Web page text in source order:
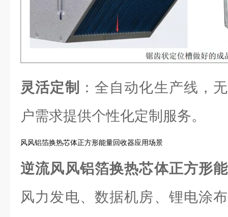
灵活定制
：全自动化生产线，
户需求提供个性化定制服务。
风风铝箔换热芯体正方形能量回收器应用场景
逆流风风铝箔换热芯体正方形
风力发电、数据机房、锂电涂